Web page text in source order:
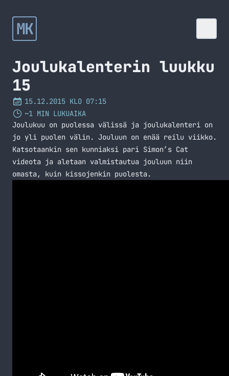
MK
Joulukalenterin luukku
15
15.12.2015 KLO 07:15
~1 MIN LUKUAIKA
Joulukuu on puolessa välissä ja joulukalenteri on
jo yli puolen välin. Jouluun on enää reilu viikko.
Katsotaankin sen kunniaksi pari Simon’s Cat
videota ja aletaan valmistautua jouluun niin
omasta, kuin kissojenkin puolesta.